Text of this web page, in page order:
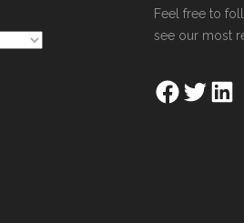
Feel free to
see our most